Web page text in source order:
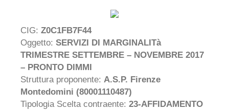
CIG: Z0C1FB7F44
Oggetto: SERVIZI DI MARGINALITà
TRIMESTRE SETTEMBRE – NOVEMBRE 2017
– PRONTO DIMMI
Struttura proponente: A.S.P. Firenze
Montedomini (80001110487)
Tipologia Scelta contraente: 23-AFFIDAMENTO